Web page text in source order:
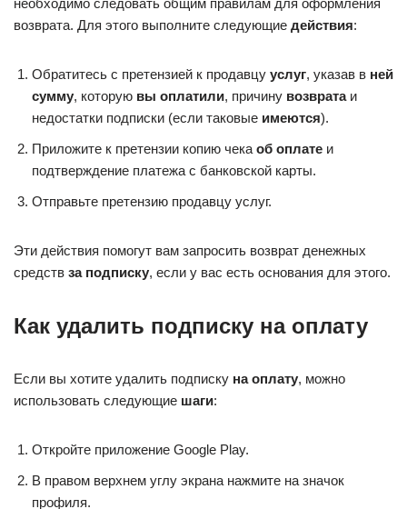
необходимо следовать общим правилам для оформления
возврата. Для этого выполните следующие действия:
Обратитесь с претензией к продавцу услуг, указав в ней
сумму, которую вы оплатили, причину возвратаи
недостатки подписки (если таковые имеются).
Приложите к претензии копию чека об оплате и
подтверждение платежа с банковской карты.
Отправьте претензию продавцу услуг.
Эти действия помогут вам запросить возврат денежных
средств за подписку, если у вас есть основания для этого.
Как удалить подписку на оплату
Если вы хотите удалить подписку на оплату, можно
использовать следующие шаги:
Откройте приложение Google Play.
В правом верхнем углу экрана нажмите на значок
профиля.